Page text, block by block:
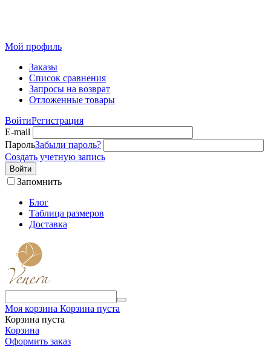
Мой профиль
Заказы
Список сравнения
Запросы на возврат
Отложенные товары
ВойтиРегистрация
E-mail
ПарольЗабыли пароль?
Создать учетную запись
Войти
Запомнить
Блог
Таблица размеров
Доставка
Моя корзина Корзина пуста
Корзина пуста
Корзина
Оформить заказ